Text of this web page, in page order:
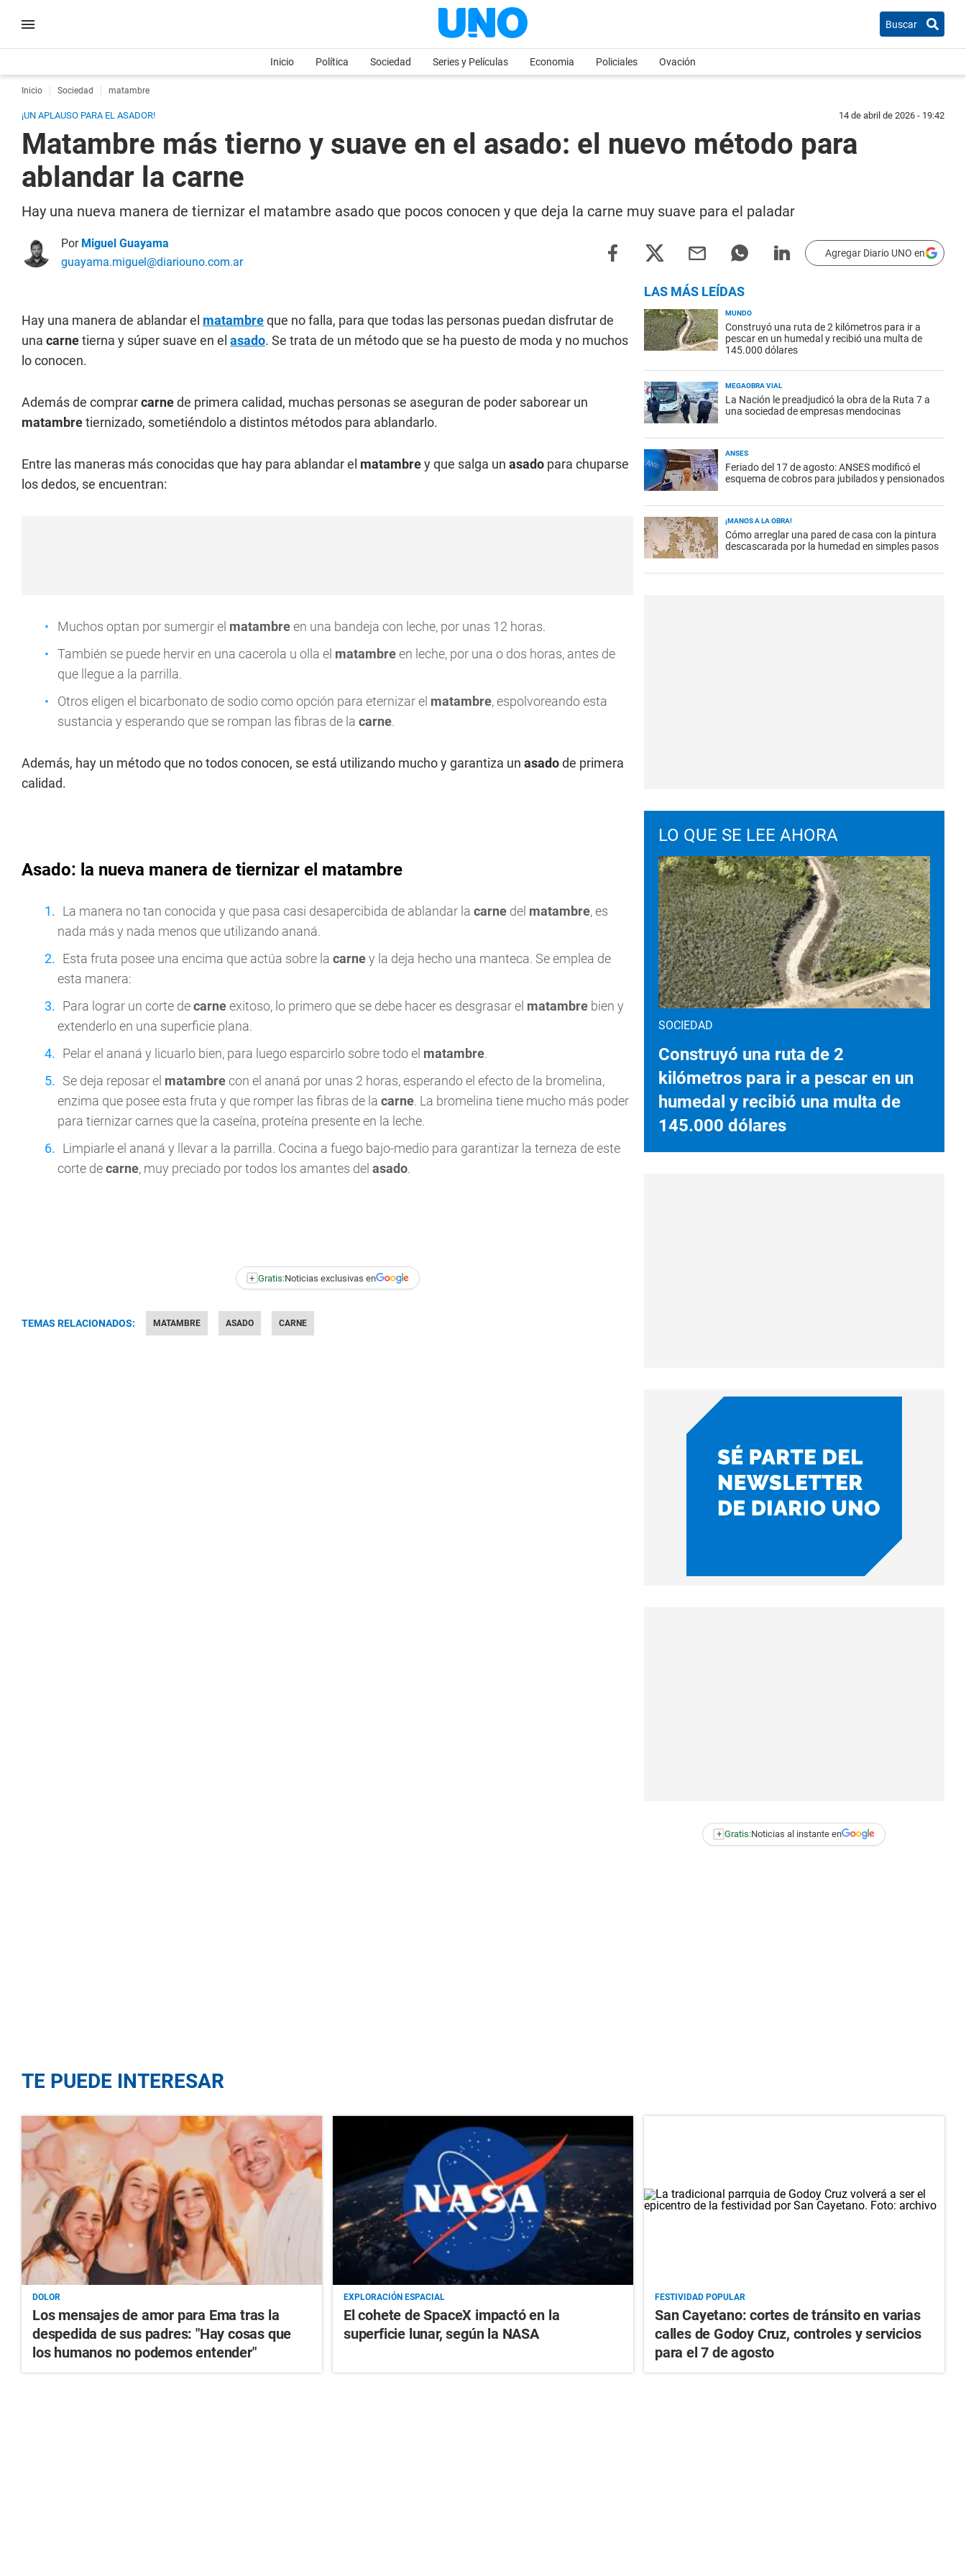
Buscar
Inicio Política Sociedad Series y Películas Economia Policiales Ovación
Inicio Sociedad matambre
¡UN APLAUSO PARA EL ASADOR! 14 de abril de 2026 - 19:42
Matambre más tierno y suave en el asado: el nuevo método para
ablandar la carne
Hay una nueva manera de tiernizar el matambre asado que pocos conocen y que deja la carne muy suave para el paladar
Por Miguel Guayama
guayama.miguel@diariouno.com.ar
Agregar Diario UNO en
Hay una manera de ablandar el matambreque no falla, para que todas las personas puedan disfrutar de
una carnetierna y súper suave en el asado. Se trata de un método que se ha puesto de moda y no muchos
lo conocen.
Además de comprarcarnede primera calidad, muchas personas se aseguran de poder saborear un
matambretiernizado, sometiéndolo a distintos métodos para ablandarlo.
Entre las maneras más conocidas que hay para ablandar el matambrey que salga un asado para chuparse
los dedos, se encuentran:
Muchos optan por sumergir el matambreen una bandeja con leche, por unas 12 horas.
También se puede hervir en una cacerola u olla el matambreen leche, por una o dos horas, antes de
que llegue a la parrilla.
Otros eligen el bicarbonato de sodio como opción para eternizar el matambre, espolvoreando esta
sustancia y esperando que se rompan las fibras de la carne.
Además, hay un método que no todos conocen, se está utilizando mucho y garantiza un asadode primera
calidad.
Asado: la nueva manera de tiernizar el matambre
La manera no tan conocida y que pasa casi desapercibida de ablandar la carne del matambre, es
nada más y nada menos que utilizando ananá.
Esta fruta posee una encima que actúa sobre la carney la deja hecho una manteca. Se emplea de
esta manera:
Para lograr un corte decarneexitoso, lo primero que se debe hacer es desgrasar el matambre bien y
extenderlo en una superficie plana.
Pelar el ananá y licuarlo bien, para luego esparcirlo sobre todo el matambre.
Se deja reposar el matambrecon el ananá por unas 2 horas, esperando el efecto de la bromelina,
enzima que posee esta fruta y que romper las fibras de la carne. La bromelina tiene mucho más poder
para tiernizar carnes que la caseína, proteína presente en la leche.
Limpiarle el ananá y llevar a la parrilla. Cocina a fuego bajo-medio para garantizar la terneza de este
corte decarne, muy preciado por todos los amantes del asado.
+ Gratis:Noticias exclusivas en
TEMAS RELACIONADOS: MATAMBRE ASADO CARNE
LAS MÁS LEÍDAS
MUNDO
Construyó una ruta de 2 kilómetros para ir a
pescar en un humedal y recibió una multa de
145.000 dólares
MEGAOBRA VIAL
La Nación le preadjudicó la obra de la Ruta 7 a
una sociedad de empresas mendocinas
ANSES
Feriado del 17 de agosto: ANSES modificó el
esquema de cobros para jubilados y pensionados
¡MANOS A LA OBRA!
Cómo arreglar una pared de casa con la pintura
descascarada por la humedad en simples pasos
LO QUE SE LEE AHORA
SOCIEDAD
Construyó una ruta de 2
kilómetros para ir a pescar en un
humedal y recibió una multa de
145.000 dólares
+ Gratis:Noticias al instante en
TE PUEDE INTERESAR
DOLOR
Los mensajes de amor para Ema tras la
despedida de sus padres: "Hay cosas que
los humanos no podemos entender"
EXPLORACIÓN ESPACIAL
El cohete de SpaceX impactó en la
superficie lunar, según la NASA
FESTIVIDAD POPULAR
San Cayetano: cortes de tránsito en varias
calles de Godoy Cruz, controles y servicios
para el 7 de agosto